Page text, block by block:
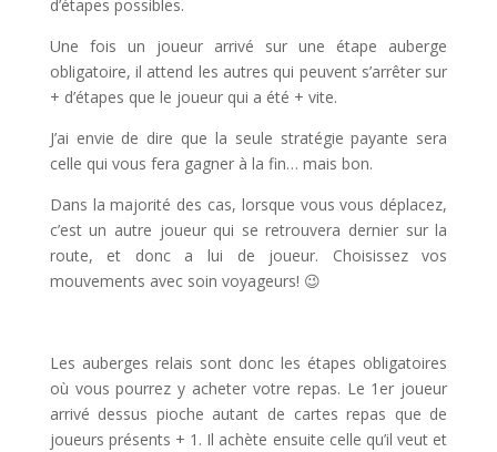
d’étapes possibles.
Une fois un joueur arrivé sur une étape auberge
obligatoire, il attend les autres qui peuvent s’arrêter sur
+ d’étapes que le joueur qui a été + vite.
J’ai envie de dire que la seule stratégie payante sera
celle qui vous fera gagner à la fin… mais bon.
Dans la majorité des cas, lorsque vous vous déplacez,
c’est un autre joueur qui se retrouvera dernier sur la
route, et donc a lui de joueur. Choisissez vos
mouvements avec soin voyageurs! 😉
Les auberges relais sont donc les étapes obligatoires
où vous pourrez y acheter votre repas. Le 1er joueur
arrivé dessus pioche autant de cartes repas que de
joueurs présents + 1. Il achète ensuite celle qu’il veut et